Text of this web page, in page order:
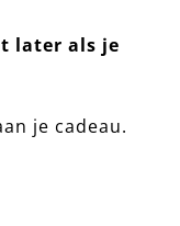
later als je
je cadeau.